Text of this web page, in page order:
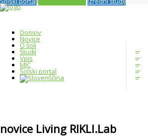
Domov
Novice
O šoli
Študij
Vpis
MIC
Šolski portal
novice Living RIKLI.Lab